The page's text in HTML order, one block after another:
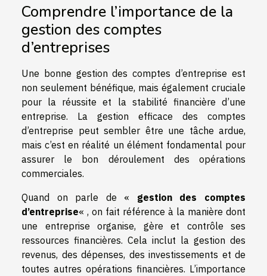
Comprendre l’importance de la
gestion des comptes
d’entreprises
Une bonne gestion des comptes d’entreprise est
non seulement bénéfique, mais également cruciale
pour la réussite et la stabilité financière d’une
entreprise. La gestion efficace des comptes
d’entreprise peut sembler être une tâche ardue,
mais c’est en réalité un élément fondamental pour
assurer le bon déroulement des opérations
commerciales.
Quand on parle de « gestion des comptes
d’entreprise« , on fait référence à la manière dont
une entreprise organise, gère et contrôle ses
ressources financières. Cela inclut la gestion des
revenus, des dépenses, des investissements et de
toutes autres opérations financières. L’importance